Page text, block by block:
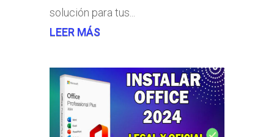
solución para tus...
LEER MÁS